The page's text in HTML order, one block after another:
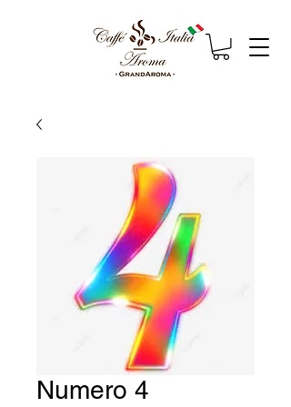
Numero 4